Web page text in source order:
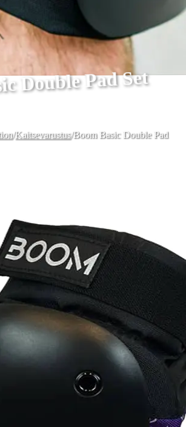
Double Pad Set
/Kaitsevarustus/Boom Basic Double Pad